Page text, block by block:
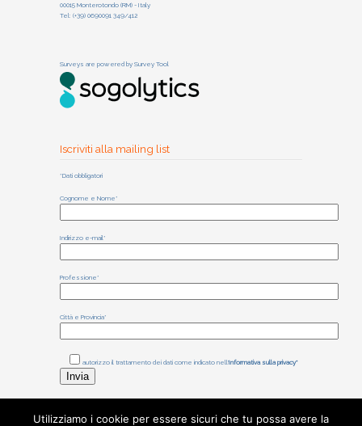
00015 Monterotondo (RM) - Italy
Tel: (+39) 0690091 349/412
Surveys are powered by Survey Tool
Iscriviti alla mailing list
*Dati obbligatori
Cognome e Nome*
Indirizzo e-mail*
Professione*
Città e Provincia*
autorizzo il trattamento dei dati come indicato nell'Informativa sulla privacy*
Utilizziamo i cookie per essere sicuri che tu possa avere la